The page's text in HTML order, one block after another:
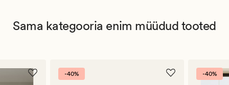
Sama kategooria enim müüdud tooted
-40% -40%